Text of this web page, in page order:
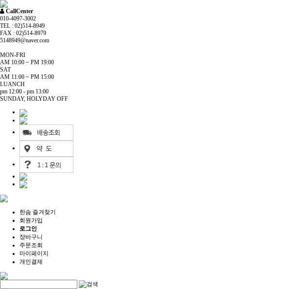
CallCenter
010-4097-3002
TEL : 02)514-8949
FAX : 02)514-8979
5148949@naver.com
MON-FRI
AM 10:00 ~ PM 19:00
SAT
AM 11:00 ~ PM 15:00
LUANCH
pm 12:00 - pm 13:00
SUNDAY, HOLYDAY OFF
한솜 즐겨찾기
회원가입
로그인
장바구니
주문조회
마이페이지
개인결제